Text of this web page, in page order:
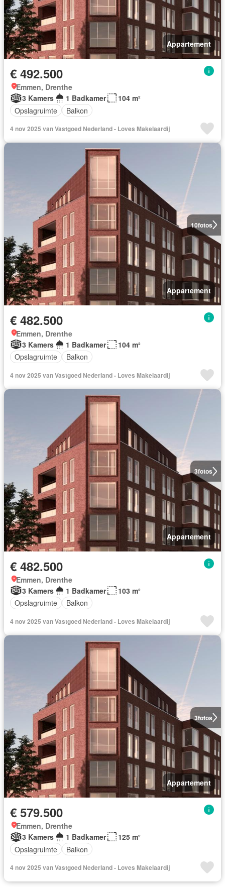
Appartement
€ 492.500
Emmen, Drenthe
3 Kamers
1 Badkamer
104 m²
Opslagruimte
Balkon
4 nov 2025 van Vastgoed Nederland - Loves Makelaardij
10fotos
Appartement
€ 482.500
Emmen, Drenthe
3 Kamers
1 Badkamer
104 m²
Opslagruimte
Balkon
4 nov 2025 van Vastgoed Nederland - Loves Makelaardij
3fotos
Appartement
€ 482.500
Emmen, Drenthe
3 Kamers
1 Badkamer
103 m²
Opslagruimte
Balkon
4 nov 2025 van Vastgoed Nederland - Loves Makelaardij
3fotos
Appartement
€ 579.500
Emmen, Drenthe
3 Kamers
1 Badkamer
125 m²
Opslagruimte
Balkon
4 nov 2025 van Vastgoed Nederland - Loves Makelaardij